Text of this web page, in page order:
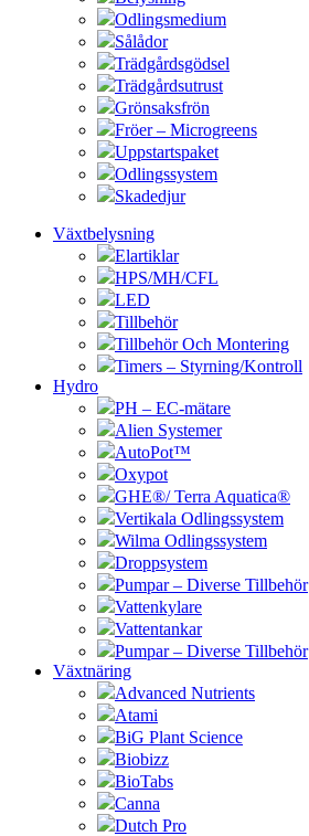
Odlingsmedium
Sålådor
Trädgårdsgödsel
Trädgårdsutrust
Grönsaksfrön
Fröer – Microgreens
Uppstartspaket
Odlingssystem
Skadedjur
Växtbelysning
Elartiklar
HPS/MH/CFL
LED
Tillbehör
Tillbehör Och Montering
Timers – Styrning/Kontroll
Hydro
PH – EC-mätare
Alien Systemer
AutoPot™
Oxypot
GHE®/ Terra Aquatica®
Vertikala Odlingssystem
Wilma Odlingssystem
Droppsystem
Pumpar – Diverse Tillbehör
Vattenkylare
Vattentankar
Pumpar – Diverse Tillbehör
Växtnäring
Advanced Nutrients
Atami
BiG Plant Science
Biobizz
BioTabs
Canna
Dutch Pro